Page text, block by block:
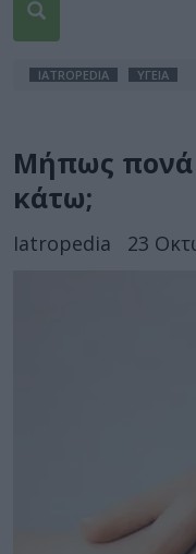
IATROPEDIA ΥΓΕΙΑ
Μήπως πονά
κάτω;
Iatropedia 23